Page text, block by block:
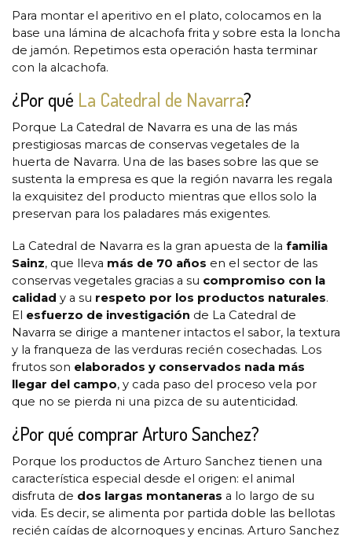
Para montar el aperitivo en el plato, colocamos en la
base una lámina de alcachofa frita y sobre esta la loncha
de jamón. Repetimos esta operación hasta terminar
con la alcachofa.
¿Por qué La Catedral de Navarra?
Porque La Catedral de Navarra es una de las más
prestigiosas marcas de conservas vegetales de la
huerta de Navarra. Una de las bases sobre las que se
sustenta la empresa es que la región navarra les regala
la exquisitez del producto mientras que ellos solo la
preservan para los paladares más exigentes.
La Catedral de Navarra es la gran apuesta de la familia
Sainz, que lleva más de 70 años en el sector de las
conservas vegetales gracias a su compromiso con la
calidad y a su respeto por los productos naturales.
El esfuerzo de investigación de La Catedral de
Navarra se dirige a mantener intactos el sabor, la textura
y la franqueza de las verduras recién cosechadas. Los
frutos son elaborados y conservados nada más
llegar del campo, y cada paso del proceso vela por
que no se pierda ni una pizca de su autenticidad.
¿Por qué comprar Arturo Sanchez?
Porque los productos de Arturo Sanchez tienen una
característica especial desde el origen: el animal
disfruta de dos largas montaneras a lo largo de su
vida. Es decir, se alimenta por partida doble las bellotas
recién caídas de alcornoques y encinas. Arturo Sanchez